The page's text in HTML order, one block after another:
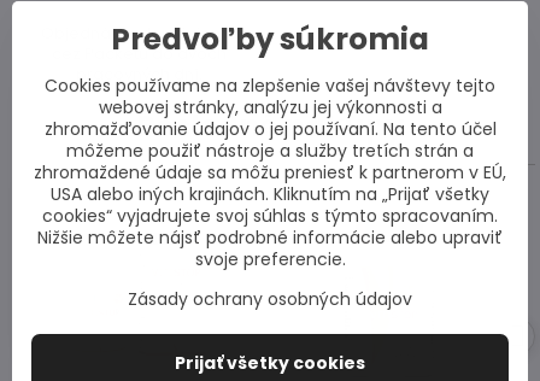
Objednávky doručujeme
cez Packetu do dvoch
pracovných dní.
Posledné nákupy
Predvoľby súkromia
Cookies používame na zlepšenie vašej návštevy tejto
webovej stránky, analýzu jej výkonnosti a
zhromažďovanie údajov o jej používaní. Na tento účel
môžeme použiť nástroje a služby tretích strán a
zhromaždené údaje sa môžu preniesť k partnerom v EÚ,
USA alebo iných krajinách. Kliknutím na „Prijať všetky
cookies“ vyjadrujete svoj súhlas s týmto spracovaním.
Nižšie môžete nájsť podrobné informácie alebo upraviť
svoje preferencie.
Zásady ochrany osobných údajov
Prijať všetky cookies